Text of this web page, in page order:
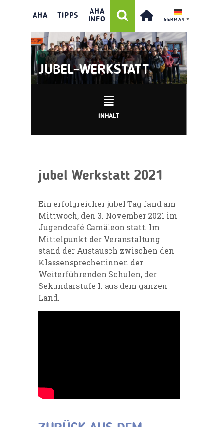
AHA TIPPS
AHA
INFO
GERMAN ▼
JUBEL-WERKSTATT
INHALT
jubel Werkstatt 2021
Ein erfolgreicher jubel Tag fand am
Mittwoch, den 3. November 2021 im
Jugendcafé Camäleon statt. Im
Mittelpunkt der Veranstaltung
stand der Austausch zwischen den
Klassensprecher:innen der
Weiterführenden Schulen, der
Sekundarstufe I. aus dem ganzen
Land.